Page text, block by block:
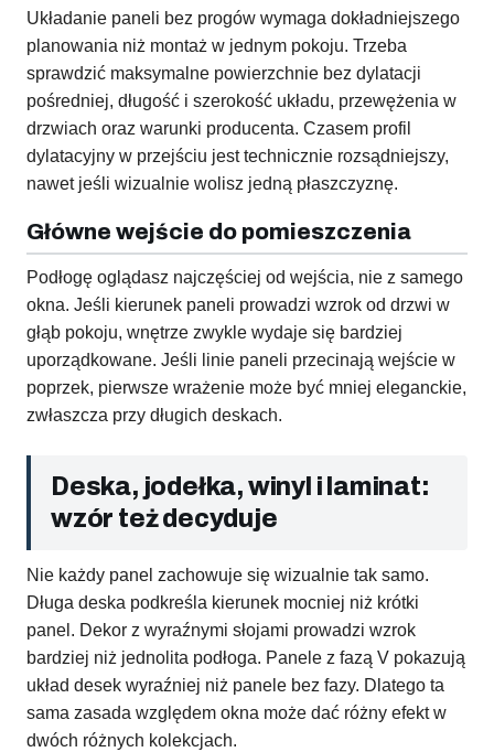
Układanie paneli bez progów wymaga dokładniejszego
planowania niż montaż w jednym pokoju. Trzeba
sprawdzić maksymalne powierzchnie bez dylatacji
pośredniej, długość i szerokość układu, przewężenia w
drzwiach oraz warunki producenta. Czasem profil
dylatacyjny w przejściu jest technicznie rozsądniejszy,
nawet jeśli wizualnie wolisz jedną płaszczyznę.
Główne wejście do pomieszczenia
Podłogę oglądasz najczęściej od wejścia, nie z samego
okna. Jeśli kierunek paneli prowadzi wzrok od drzwi w
głąb pokoju, wnętrze zwykle wydaje się bardziej
uporządkowane. Jeśli linie paneli przecinają wejście w
poprzek, pierwsze wrażenie może być mniej eleganckie,
zwłaszcza przy długich deskach.
Deska, jodełka, winyl i laminat:
wzór też decyduje
Nie każdy panel zachowuje się wizualnie tak samo.
Długa deska podkreśla kierunek mocniej niż krótki
panel. Dekor z wyraźnymi słojami prowadzi wzrok
bardziej niż jednolita podłoga. Panele z fazą V pokazują
układ desek wyraźniej niż panele bez fazy. Dlatego ta
sama zasada względem okna może dać różny efekt w
dwóch różnych kolekcjach.